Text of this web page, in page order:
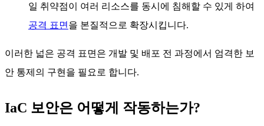
일 취약점이 여러 리소스를 동시에 침해할 수 있게 하여
공격 표면 을 본질적으로 확장시킵니다.
이러한 넓은 공격 표면은 개발 및 배포 전 과정에서 엄격한 보
안 통제의 구현을 필요로 합니다.
IaC 보안은 어떻게 작동하는가?